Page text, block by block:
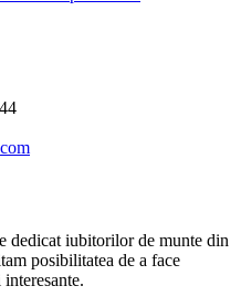
dedicat iubitorilor de munte din
posibilitatea de a face